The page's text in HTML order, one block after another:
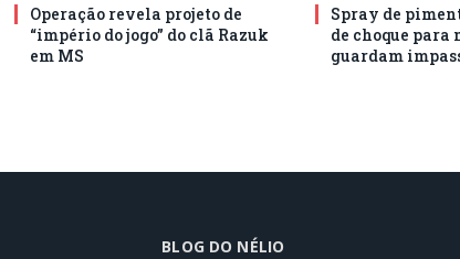
Operação revela projeto de
“império do jogo” do clã Razuk
em MS
Spray de
de choque para
guardam
BLOG DO NÉLIO